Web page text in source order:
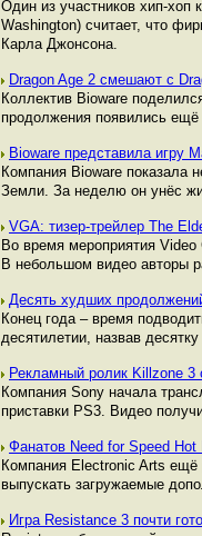
Один из участников хип-
Washington) считает, что
Карла Джонсона.
Dragon Age 2 смешают с
Коллектив Bioware
продолжения появились
Bioware представила игру
Компания Bioware показала
Земли. За неделю он унёс
VGA: тизер-трейлер The
Во время мероприятия
В небольшом видео авторы
Десять худших
Конец года – время
десятилетии, назвав
Рекламный ролик Killzone
Компания Sony начала
приставки PS3. Видео
Фанатов Need for Speed
Компания Electronic Arts ещё
выпускать загружаемые
Игра Resistance 3 почти